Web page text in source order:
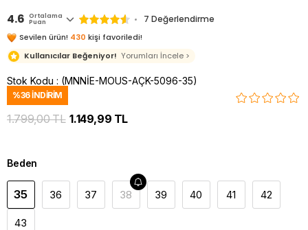
4.6 Ortalama
Puan 7 Değerlendirme
Sevilen ürün! 430 kişi favoriledi!
Kullanıcılar Beğeniyor! Yorumları İncele >
Stok Kodu (MNNİE-MOUS-AÇK-5096-35)
%36İNDIRIM
1.799,00 TL 1.149,99 TL
Beden
35 36 37 38 39 40 41 42
43